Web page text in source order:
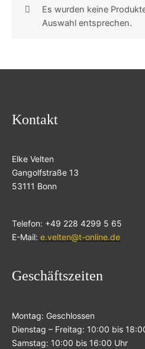
Es wurden keine
Auswahl entsprechen.
Kontakt
Elke Velten
Gangolfstraße 13
53111 Bonn
Telefon: +49 228 4299 5 65
E-Mail: e.velten@t-online.de
Geschäftszeiten
Montag: Geschlossen
Dienstag – Freitag: 10:00 bis
Samstag: 10:00 bis 16:00 Uhr